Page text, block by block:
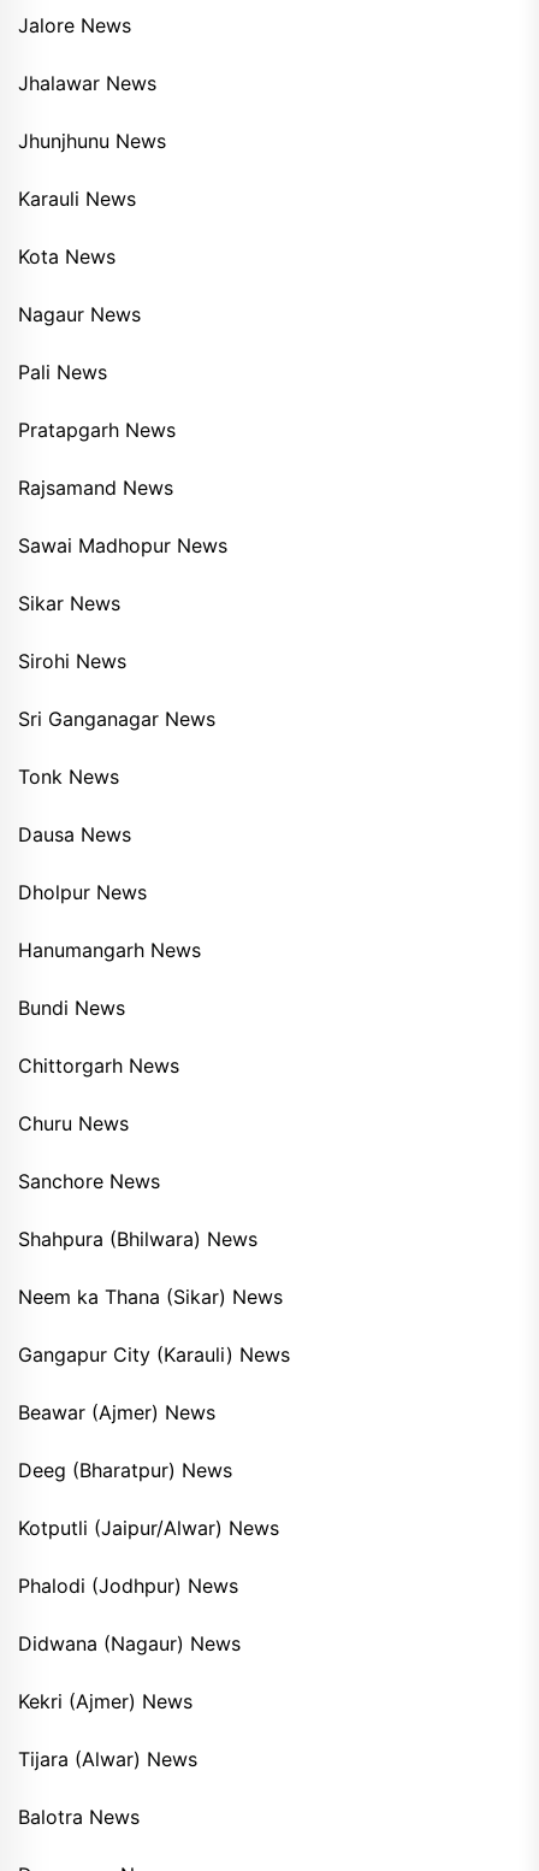
Jalore News
Jhalawar News
Jhunjhunu News
Karauli News
Kota News
Nagaur News
Pali News
Pratapgarh News
Rajsamand News
Sawai Madhopur News
Sikar News
Sirohi News
Sri Ganganagar News
Tonk News
Dausa News
Dholpur News
Hanumangarh News
Bundi News
Chittorgarh News
Churu News
Sanchore News
Shahpura (Bhilwara) News
Neem ka Thana (Sikar) News
Gangapur City (Karauli) News
Beawar (Ajmer) News
Deeg (Bharatpur) News
Kotputli (Jaipur/Alwar) News
Phalodi (Jodhpur) News
Didwana (Nagaur) News
Kekri (Ajmer) News
Tijara (Alwar) News
Balotra News